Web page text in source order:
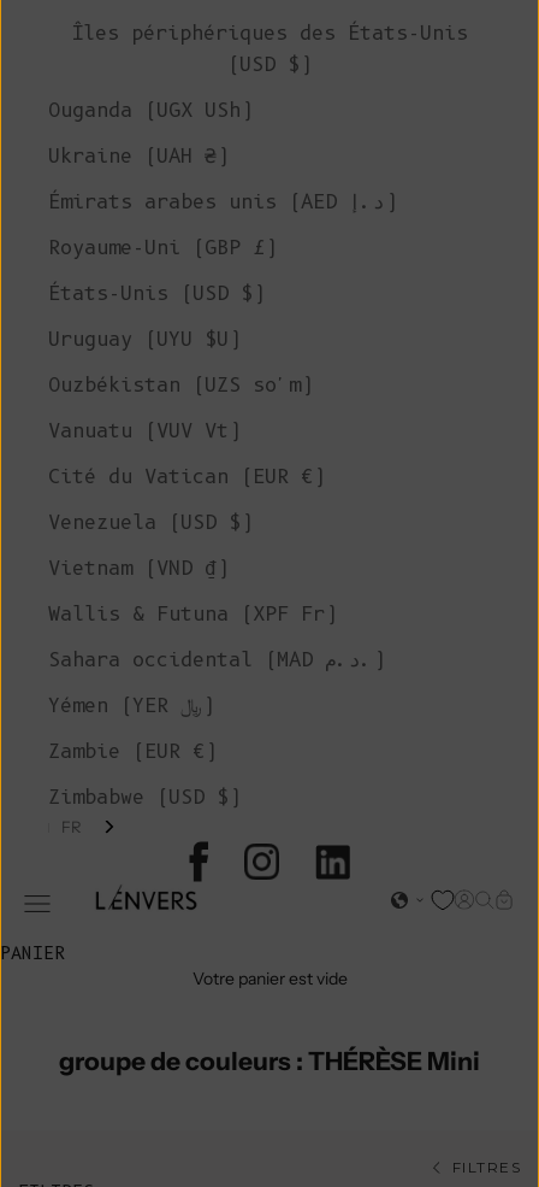
L'ENVERS
Ouvrir le menu de navigation Page
Îles périphériques des États-Unis
(USD $)
Ouganda (UGX USh)
Ukraine (UAH ₴)
Émirats arabes unis (AED د.إ)
Royaume-Uni (GBP £)
États-Unis (USD $)
Uruguay (UYU $U)
Ouzbékistan (UZS so'm)
Vanuatu (VUV Vt)
Cité du Vatican (EUR €)
Venezuela (USD $)
Vietnam (VND ₫)
Wallis & Futuna (XPF Fr)
Sahara occidental (MAD د.م.)
Yémen (YER ﷼)
Zambie (EUR €)
Zimbabwe (USD $)
FR
PANIER
Votre panier est vide
groupe de couleurs : THÉRÈSE Mini
FILTRES